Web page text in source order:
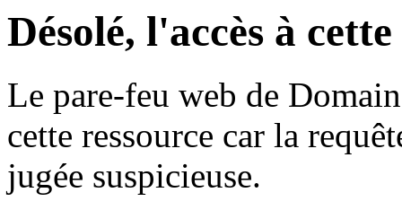
Désolé, l'accès à
Le pare-feu web de
cette ressource car la
jugée suspicieuse.